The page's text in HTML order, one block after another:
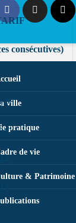
consécutives)
€
€
€
ville
pratique
de vie
& Patrimoine